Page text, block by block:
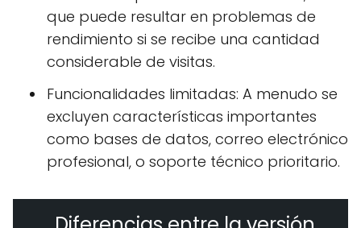
que puede resultar en problemas de
rendimiento si se recibe una cantidad
considerable de visitas.
Funcionalidades limitadas: A menudo se
excluyen características importantes
como bases de datos, correo electrónico
profesional, o soporte técnico prioritario.